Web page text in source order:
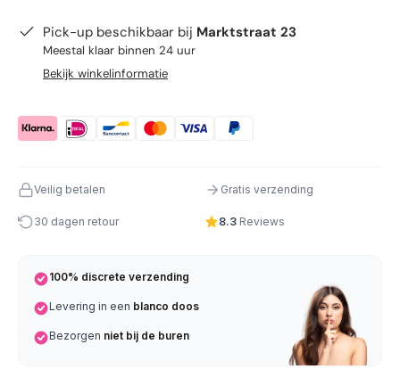
Pick-up beschikbaar bij Marktstraat 23
Meestal klaar binnen 24 uur
Bekijk winkelinformatie
Veilig betalen Gratis verzending
30 dagen retour 8.3 Reviews
100% discrete verzending
Levering in een blanco doos
Bezorgen niet bij de buren